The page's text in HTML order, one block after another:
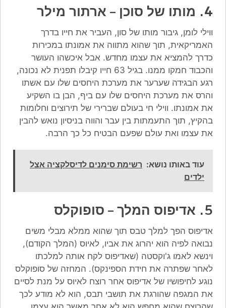
4. מותו של סוכן – ארתור מילר
ווילי לומן, גיבור מותו של סון, העביר את חייו בדרך
האמריקאית, תוך שהוא מתווה את אמונתו במכירות
כדרך להמציא את עצמו מחדש. אבל איכשהו העושר
והכבוד חמקו ממנו. בגיל 63 חייו קיבלו תפנית לא נכונה,
רגע הבגידה שערער את מערכת היחסים שלו עם אשתו
והרס את מערכת היחסים שלו עם ביף, הבן בו השקיע
את אמונתו. ווילי חי בעולם שברירי של תירוצים וחלומות
בהקיץ, תוך התעמתות בין עבר והווה בניסיון נואש להבין
את עצמו ואת עולם שפעם הבטיח כל כך הרבה.
עוד באותו נושא: רשימת סימנים לדיסלקציה אצל
ילדים
5. אדיפוס המלך – סופוקלס
אדיפוס הפך למלך טבס תוך שהוא ממלא מבלי משים
נבואה לפיה הוא יהרוג את אביו, לאיוס (המלך הקודם),
וינשא לאמו ג'וקסטה (שאדיפוס לקח אותה למלכתו
לאחר שפתרה את חידת הספינקס). המחזה של סופוקלס
נוגע לחיפושיו של אדיפוס אחר רוצח לאיוס על מנת לסיים
את המגפה שהורגת את תושבי תבס, הוא לא מודע לכך